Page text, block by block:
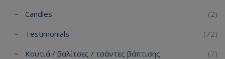
Candles
(2)
Testimonials
(72)
Κουτιά / βαλίτσες / τσάντες βάπτισης
(7)